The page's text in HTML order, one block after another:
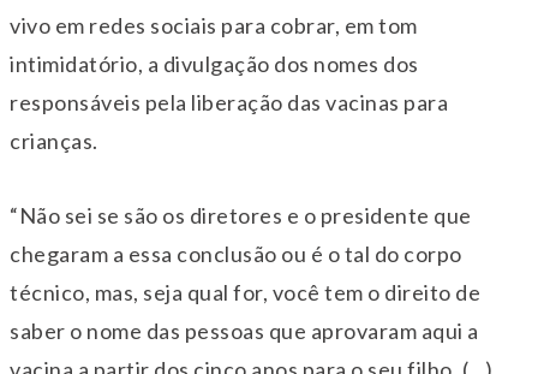
vivo em redes sociais para cobrar, em tom
intimidatório, a divulgação dos nomes dos
responsáveis pela liberação das vacinas para
crianças.
“Não sei se são os diretores e o presidente que
chegaram a essa conclusão ou é o tal do corpo
técnico, mas, seja qual for, você tem o direito de
saber o nome das pessoas que aprovaram aqui a